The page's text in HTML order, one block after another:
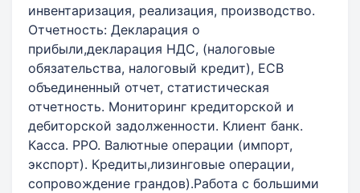
инвентаризация, реализация, производство.
Отчетность: Декларация о
прибыли,декларация НДС, (налоговые
обязательства, налоговый кредит), ЕСВ
объединенный отчет, статистическая
отчетность. Мониторинг кредиторской и
дебиторской задолженности. Клиент банк.
Касса. РРО. Валютные операции (импорт,
экспорт). Кредиты,лизинговые операции,
сопровождение грандов).Работа с большими